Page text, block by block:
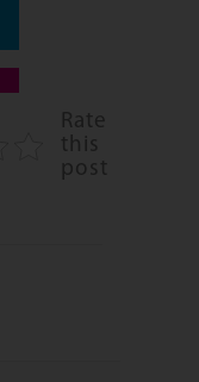
Rate
this
post